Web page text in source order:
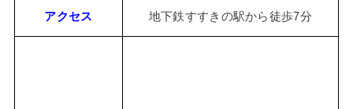
アクセス 地下鉄すすきの駅から徒歩7分